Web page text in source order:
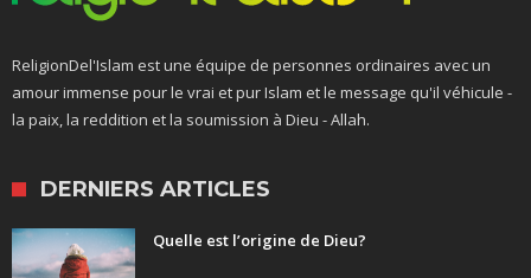
ReligionDel'Islam est une équipe de personnes ordinaires avec un
amour immense pour le vrai et pur Islam et le message qu'il véhicule -
la paix, la reddition et la soumission à Dieu - Allah.
DERNIERS ARTICLES
Quelle est l’origine de Dieu?